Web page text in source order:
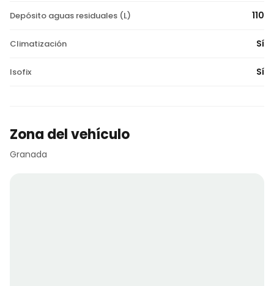
Depósito aguas residuales (L) 110
Climatización Sí
Isofix Sí
Zona del vehículo
Granada